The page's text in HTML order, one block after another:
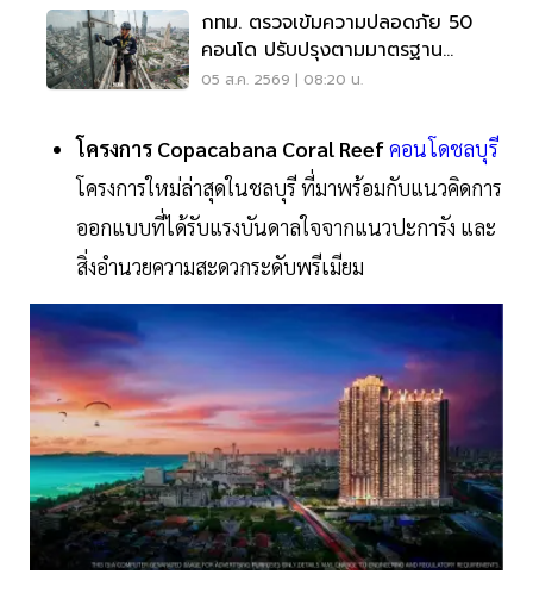
กทม. ตรวจเข้มความปลอดภัย 50
คอนโด ปรับปรุงตามมาตรฐาน
เคร่งครัด
05 ส.ค. 2569 | 08:20 น.
โครงการ Copacabana Coral Reefคอนโดชลบุรี
โครงการใหม่ล่าสุดในชลบุรี ที่มาพร้อมกับแนวคิดการ
ออกแบบที่ได้รับแรงบันดาลใจจากแนวปะการัง และ
สิ่งอำนวยความสะดวกระดับพรีเมียม